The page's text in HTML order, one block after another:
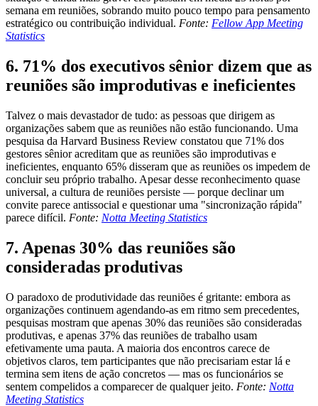
semana em reuniões, sobrando muito pouco tempo para pensamento
estratégico ou contribuição individual. Fonte: Fellow App Meeting
Statistics
6. 71% dos executivos sênior dizem que as
reuniões são improdutivas e ineficientes
Talvez o mais devastador de tudo: as pessoas que dirigem as
organizações sabem que as reuniões não estão funcionando. Uma
pesquisa da Harvard Business Review constatou que 71% dos
gestores sênior acreditam que as reuniões são improdutivas e
ineficientes, enquanto 65% disseram que as reuniões os impedem de
concluir seu próprio trabalho. Apesar desse reconhecimento quase
universal, a cultura de reuniões persiste — porque declinar um
convite parece antissocial e questionar uma "sincronização rápida"
parece difícil. Fonte: Notta Meeting Statistics
7. Apenas 30% das reuniões são
consideradas produtivas
O paradoxo de produtividade das reuniões é gritante: embora as
organizações continuem agendando-as em ritmo sem precedentes,
pesquisas mostram que apenas 30% das reuniões são consideradas
produtivas, e apenas 37% das reuniões de trabalho usam
efetivamente uma pauta. A maioria dos encontros carece de
objetivos claros, tem participantes que não precisariam estar lá e
termina sem itens de ação concretos — mas os funcionários se
sentem compelidos a comparecer de qualquer jeito. Fonte: Notta
Meeting Statistics